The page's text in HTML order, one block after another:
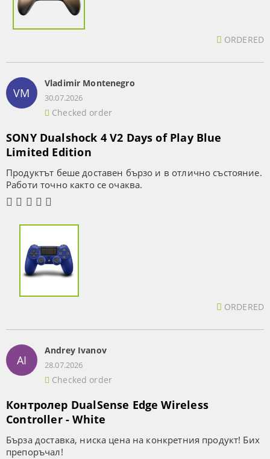
ORDERED
VM
Vladimir Montenegro
30.07.2026
Checked order
SONY Dualshock 4 V2 Days of Play Blue
Limited Edition
Продуктът беше доставен бързо и в отлично състояние.
Работи точно както се очаква.
ORDERED
AI
Andrey Ivanov
28.07.2026
Checked order
Контролер DualSense Edge Wireless
Controller - White
Бърза доставка, ниска цена на конкретния продукт! Бих
препоръчал!